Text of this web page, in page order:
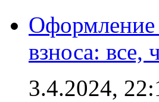
Оформление
взноса: все,
3.4.2024,